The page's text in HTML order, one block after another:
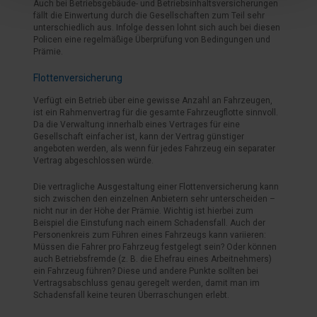
Auch bei Betriebsgebäude- und Betriebsinhaltsversicherungen
fällt die Einwertung durch die Gesellschaften zum Teil sehr
unterschiedlich aus. Infolge dessen lohnt sich auch bei diesen
Policen eine regelmäßige Überprüfung von Bedingungen und
Prämie.
Flottenversicherung
Verfügt ein Betrieb über eine gewisse Anzahl an Fahrzeugen,
ist ein Rahmenvertrag für die gesamte Fahrzeugflotte sinnvoll.
Da die Verwaltung innerhalb eines Vertrages für eine
Gesellschaft einfacher ist, kann der Vertrag günstiger
angeboten werden, als wenn für jedes Fahrzeug ein separater
Vertrag abgeschlossen würde.
Die vertragliche Ausgestaltung einer Flottenversicherung kann
sich zwischen den einzelnen Anbietern sehr unterscheiden –
nicht nur in der Höhe der Prämie. Wichtig ist hierbei zum
Beispiel die Einstufung nach einem Schadensfall. Auch der
Personenkreis zum Führen eines Fahrzeugs kann variieren:
Müssen die Fahrer pro Fahrzeug festgelegt sein? Oder können
auch Betriebsfremde (z. B. die Ehefrau eines Arbeitnehmers)
ein Fahrzeug führen? Diese und andere Punkte sollten bei
Vertragsabschluss genau geregelt werden, damit man im
Schadensfall keine teuren Überraschungen erlebt.